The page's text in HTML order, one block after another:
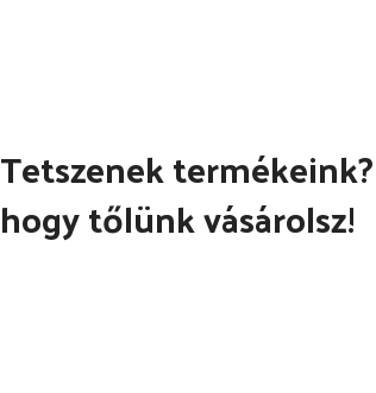
Tetszenek
hogy tőlünk vásárolsz!